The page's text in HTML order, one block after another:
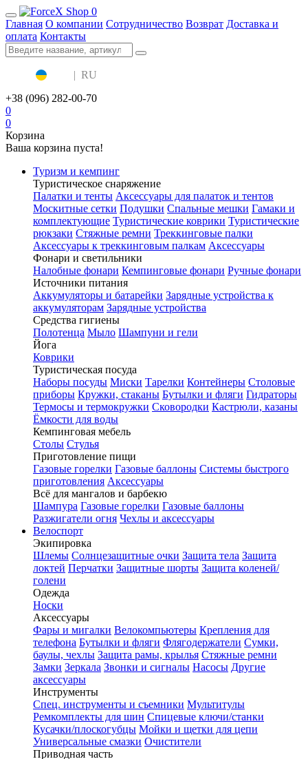
0
Главная О компании Сотрудничество Возврат Доставка и
оплата Контакты
| RU
+38 (096) 282-00-70
0
0
Корзина
Ваша корзина пуста!
Туризм и кемпинг
Туристическое снаряжение
Палатки и тенты Аксессуары для палаток и тентов
Москитные сетки Подушки Спальные мешки Гамаки и
комплектующие Туристические коврики Туристические
рюкзаки Стяжные ремни Треккинговые палки
Аксессуары к треккинговым палкам Аксессуары
Фонари и светильники
Налобные фонари Кемпинговые фонари Ручные фонари
Источники питания
Аккумуляторы и батарейки Зарядные устройства к
аккумуляторам Зарядные устройства
Средства гигиены
Полотенца Мыло Шампуни и гели
Йога
Коврики
Туристическая посуда
Наборы посуды Миски Тарелки Контейнеры Столовые
приборы Кружки, стаканы Бутылки и фляги Гидраторы
Термосы и термокружки Сковородки Кастрюли, казаны
Ёмкости для воды
Кемпинговая мебель
Столы Стулья
Приготовление пищи
Газовые горелки Газовые баллоны Системы быстрого
приготовления Аксессуары
Всё для мангалов и барбекю
Шампура Газовые горелки Газовые баллоны
Разжигатели огня Чехлы и аксессуары
Велоспорт
Экипировка
Шлемы Солнцезащитные очки Защита тела Защита
локтей Перчатки Защитные шорты Защита коленей/
голени
Одежда
Носки
Аксессуары
Фары и мигалки Велокомпьютеры Крепления для
телефона Бутылки и фляги Флягодержатели Сумки,
баулы, чехлы Защита рамы, крылья Стяжные ремни
Замки Зеркала Звонки и сигналы Насосы Другие
аксессуары
Инструменты
Спец. инструменты и съемники Мультитулы
Ремкомплекты для шин Спицевые ключи/станки
Кусачки/плоскогубцы Мойки и щетки для цепи
Универсальные смазки Очистители
Приводная часть